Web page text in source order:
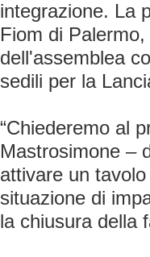
integrazione. La
Fiom di
dell'assemblea
sedili per la
“Chiederemo al
Mastrosimone –
attivare un
situazione di
la chiusura della